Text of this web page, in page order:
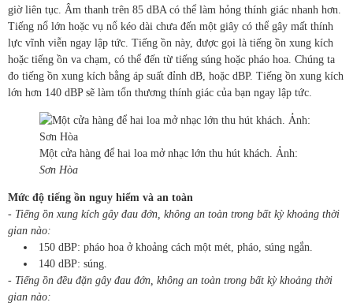
giờ liên tục. Âm thanh trên 85 dBA có thể làm hỏng thính giác nhanh hơn.
Tiếng nổ lớn hoặc vụ nổ kéo dài chưa đến một giây có thể gây mất thính
lực vĩnh viễn ngay lập tức. Tiếng ồn này, được gọi là tiếng ồn xung kích
hoặc tiếng ồn va chạm, có thể đến từ tiếng súng hoặc pháo hoa. Chúng ta
đo tiếng ồn xung kích bằng áp suất đỉnh dB, hoặc dBP. Tiếng ồn xung kích
lớn hơn 140 dBP sẽ làm tổn thương thính giác của bạn ngay lập tức.
Một cửa hàng để hai loa mở nhạc lớn thu hút khách. Ảnh:
Sơn Hòa
Mức độ tiếng ồn nguy hiểm và an toàn
- Tiếng ồn xung kích gây đau đớn, không an toàn trong bất kỳ khoảng thời
gian nào:
150 dBP: pháo hoa ở khoảng cách một mét, pháo, súng ngắn.
140 dBP: súng.
- Tiếng ồn đều đặn gây đau đớn, không an toàn trong bất kỳ khoảng thời
gian nào: